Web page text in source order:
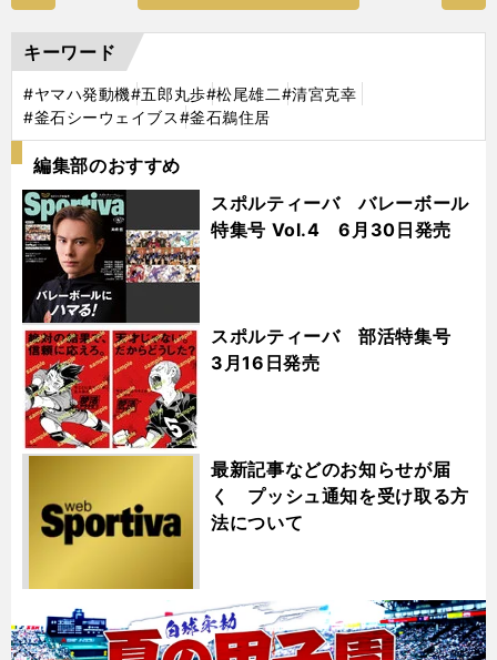
キーワード
#ヤマハ発動機#五郎丸歩#松尾雄二#清宮克幸
#釜石シーウェイブス#釜石鵜住居
編集部のおすすめ
スポルティーバ バレーボール
特集号 Vol.4 6月30日発売
スポルティーバ 部活特集号
3月16日発売
最新記事などのお知らせが届
く プッシュ通知を受け取る方
法について